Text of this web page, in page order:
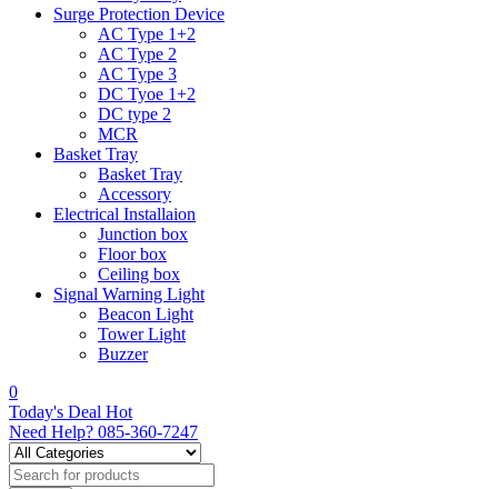
Surge Protection Device
AC Type 1+2
AC Type 2
AC Type 3
DC Tyoe 1+2
DC type 2
MCR
Basket Tray
Basket Tray
Accessory
Electrical Installaion
Junction box
Floor box
Ceiling box
Signal Warning Light
Beacon Light
Tower Light
Buzzer
0
Today's Deal Hot
Need Help? 085-360-7247